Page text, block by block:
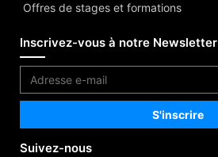
Offres de stages et formations
Inscrivez-vous à notre Newsletter
Suivez-nous